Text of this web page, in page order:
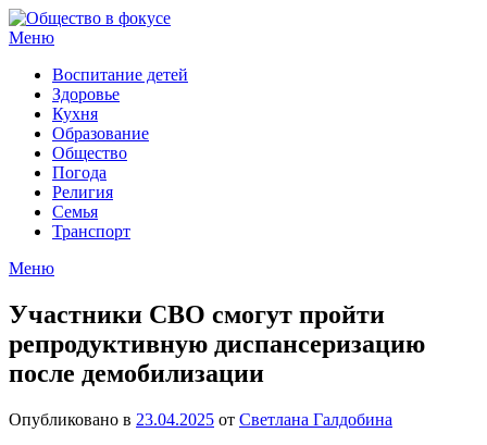
Перейти
к
Меню
Воспитание детей
Здоровье
Кухня
Образование
Общество
Погода
Религия
Семья
Транспорт
Меню
Участники СВО смогут пройти
репродуктивную диспансеризацию
после демобилизации
Опубликовано в 23.04.2025 от Светлана Галдобина